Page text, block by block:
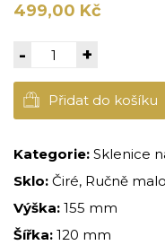
499,00 Kč
- +
Přidat do košíku
Kategorie: Sklenice
Sklo: Čiré, Ručně
Výška: 155 mm
Šířka: 120 mm